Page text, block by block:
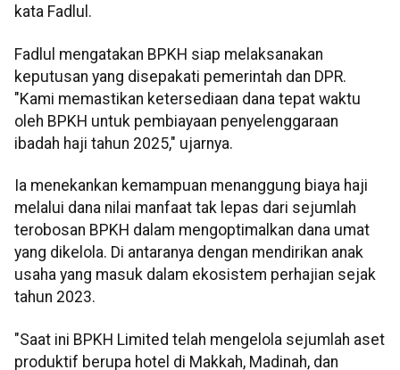
kata Fadlul.
Fadlul mengatakan BPKH siap melaksanakan
keputusan yang disepakati pemerintah dan DPR.
"Kami memastikan ketersediaan dana tepat waktu
oleh BPKH untuk pembiayaan penyelenggaraan
ibadah haji tahun 2025," ujarnya.
Ia menekankan kemampuan menanggung biaya haji
melalui dana nilai manfaat tak lepas dari sejumlah
terobosan BPKH dalam mengoptimalkan dana umat
yang dikelola. Di antaranya dengan mendirikan anak
usaha yang masuk dalam ekosistem perhajian sejak
tahun 2023.
"Saat ini BPKH Limited telah mengelola sejumlah aset
produktif berupa hotel di Makkah, Madinah, dan